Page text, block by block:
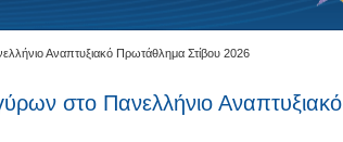
Αναπτυξιακό Πρωτάθλημα Στίβου 2026
στο Πανελλήνιο Αναπτυξιακό